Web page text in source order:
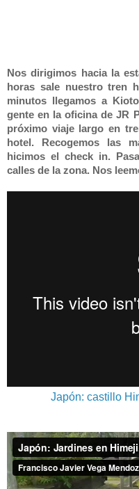
Nos dirigimos hacia la
horas sale nuestro tren
minutos llegamos a
gente en la oficina de JR
próximo viaje largo en
hotel. Recogemos las
hicimos el check in.
calles de la zona. Nos
Japón: castillo